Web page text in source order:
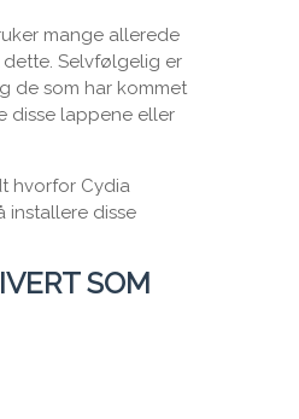
mange allerede
dette. Selvfølgelig er
de som har kommet
disse lappene eller
hvorfor Cydia
installere disse
SOM